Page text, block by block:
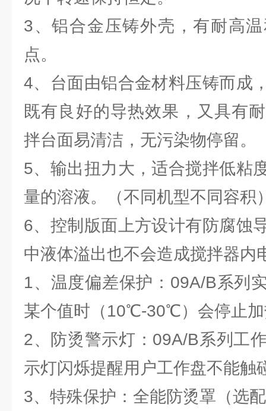
3、铝合金压铸外壳，有耐高
点。
4、台面由铝合金材料压铸而成
既有良好的导热效果，又具有
拌台面易清洁，无污染物停留。
5、输出扭力大，适合搅拌低粘
量的溶液。（不同机型不同容积
6、控制版面上方设计有防腐蚀
中液体溢出也不会造成搅拌器内
1、温度偏差保护：09A/B系列
某个值时（10℃-30℃）会停止
2、防烫警示灯：09A/B系列工
示灯闪烁提醒用户工作盘不能触
3、特殊保护：全能防烫罩（选